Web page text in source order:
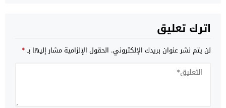
اترك تعليق
لن يتم نشر عنوان بريدك الإلكتروني. الحقول الإلزامية مشار إليها بـ*